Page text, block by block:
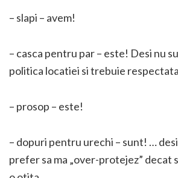
– slapi – avem!
– casca pentru par – este! Desi nu
politica locatiei si trebuie respectata
– prosop – este!
– dopuri pentru urechi – sunt! …
prefer sa ma „over-protejez” decat